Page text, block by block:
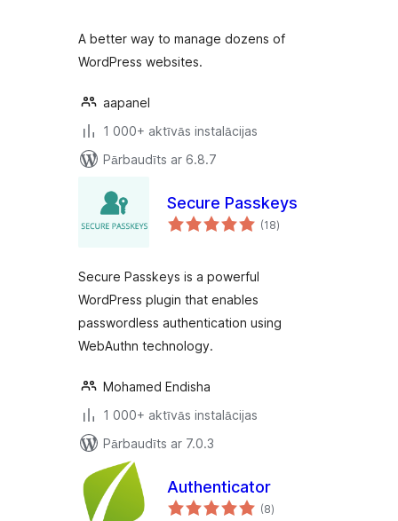
A better way to manage dozens of
WordPress websites.
aapanel
1 000+ aktīvās instalācijas
Pārbaudīts ar 6.8.7
Secure Passkeys
(18vērtējumu
kopsumma
)
Secure Passkeys is a powerful
WordPress plugin that enables
passwordless authentication using
WebAuthn technology.
Mohamed Endisha
1 000+ aktīvās instalācijas
Pārbaudīts ar 7.0.3
Authenticator
(8vērtējumu
kopsumma
)